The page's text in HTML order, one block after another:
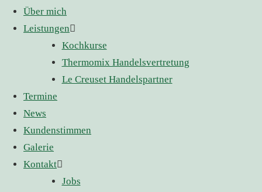
Über mich
Leistungen
Kochkurse
Thermomix Handelsvertretung
Le Creuset Handelspartner
Termine
News
Kundenstimmen
Galerie
Kontakt
Jobs